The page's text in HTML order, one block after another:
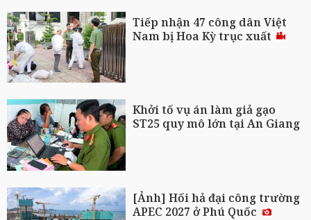
Tiếp nhận 47 công dân Việt
Nam bị Hoa Kỳ trục xuất
Khởi tố vụ án làm giả gạo
ST25 quy mô lớn tại An Giang
[Ảnh] Hối hả đại công trường
APEC 2027 ở Phú Quốc